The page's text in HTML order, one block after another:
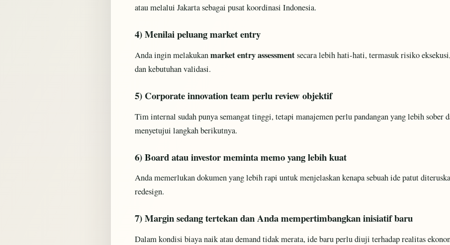
atau melalui Jakarta sebagai pusat koordinasi Indonesia.
4) Menilai peluang market entry
Anda ingin melakukanmarket entry assessmentsecara lebih hati-hati, termasuk risiko
dan kebutuhan validasi.
5) Corporate innovation team perlu review objektif
Tim internal sudah punya semangat tinggi, tetapi manajemen perlu pandangan yang lebih sober
menyetujui langkah berikutnya.
6) Board atau investor meminta memo yang lebih kuat
Anda memerlukan dokumen yang lebih rapi untuk menjelaskan kenapa sebuah ide patut
redesign.
7) Margin sedang tertekan dan Anda mempertimbangkan inisiatif baru
Dalam kondisi biaya naik atau demand tidak merata, ide baru perlu diuji terhadap realitas